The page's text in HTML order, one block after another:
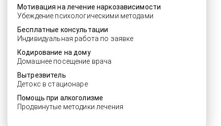
Мотивация на лечение наркозависимости
Убеждение психологическими методами
Бесплатные консультации
Индивидуальная работа по заявке
Кодирование на дому
Домашнее посещение врача
Вытрезвитель
Детокс в стационаре
Помощь при алкоголизме
Продвинутые методики лечения